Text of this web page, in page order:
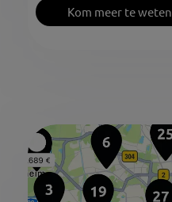
Kom meer te weten